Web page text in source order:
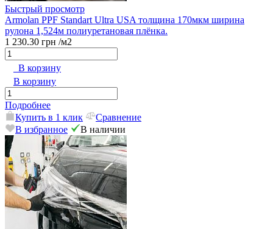
Быстрый просмотр
Armolan PPF Standart Ultra USA толщина 170мкм ширина
рулона 1,524м полиуретановая плёнка.
1 230.30 грн /м2
В корзину
В корзину
Подробнее
Купить в 1 клик
Сравнение
В избранное
В наличии